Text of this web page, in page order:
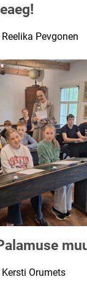
Reelika Pevgonen
Kersti Orumets